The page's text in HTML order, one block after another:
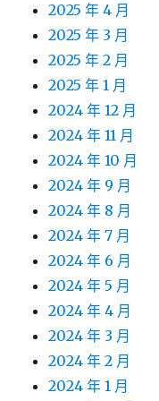
2025 年 4 月
2025 年 3 月
2025 年 2 月
2025 年 1 月
2024 年 12 月
2024 年 11 月
2024 年 10 月
2024 年 9 月
2024 年 8 月
2024 年 7 月
2024 年 6 月
2024 年 5 月
2024 年 4 月
2024 年 3 月
2024 年 2 月
2024 年 1 月